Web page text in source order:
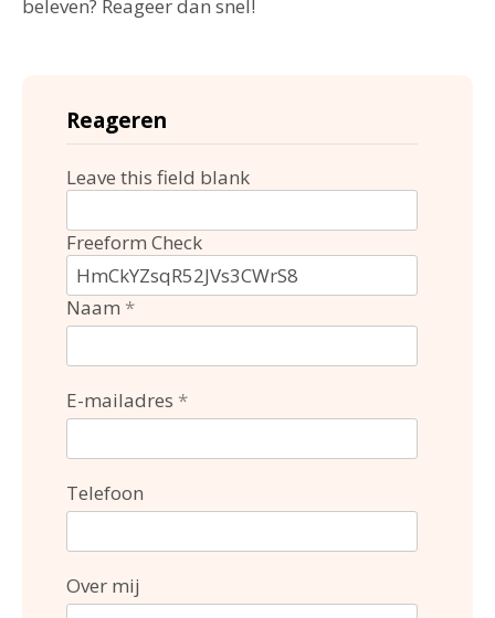
beleven? Reageer dan snel!
Reageren
Leave this field blank
Freeform Check
Naam
E-mailadres
Telefoon
Over mij